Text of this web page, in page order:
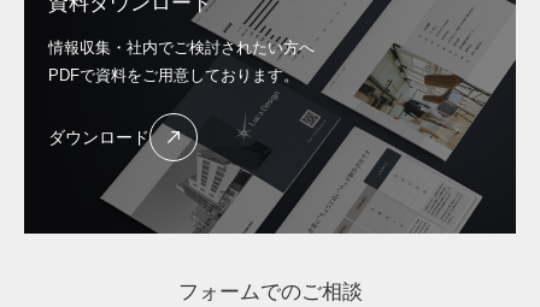
情報収集・社内でご検討されたい方へ
PDFで資料をご用意しております。
ダウンロード
フォームでのご相談